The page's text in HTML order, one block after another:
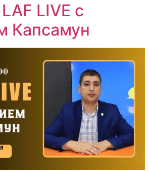
LIVE с
Капсамун